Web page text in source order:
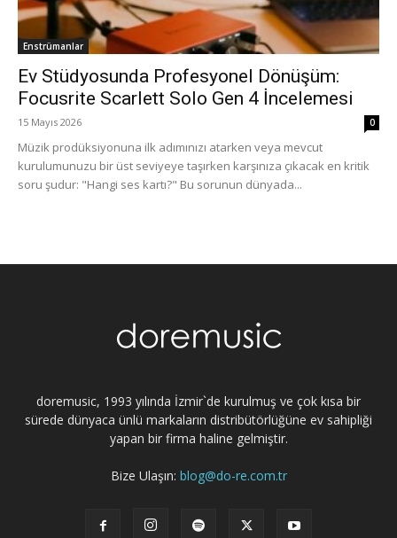
Enstrümanlar
Ev Stüdyosunda Profesyonel Dönüşüm:
Focusrite Scarlett Solo Gen 4 İncelemesi
15 Mayıs 2026 0
Müzik prodüksiyonuna ilk adımınızı atarken veya mevcut
kurulumunuzu bir üst seviyeye taşırken karşınıza çıkacak en kritik
soru şudur: "Hangi ses kartı?" Bu sorunun dünyada...
doremusic, 1993 yılında İzmir`de kurulmuş ve çok kısa bir
sürede dünyaca ünlü markaların distribütörlüğüne ev sahipliği
yapan bir firma haline gelmiştir.
Bize Ulaşın: blog@do-re.com.tr